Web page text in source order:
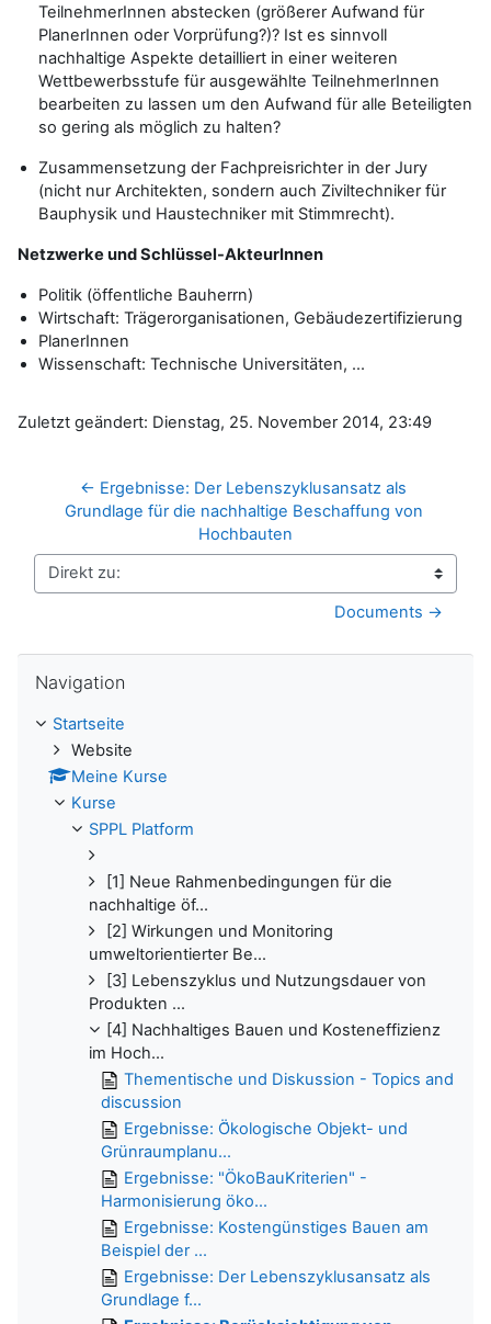
TeilnehmerInnen abstecken (größerer Aufwand für
PlanerInnen oder Vorprüfung?)? Ist es sinnvoll
nachhaltige Aspekte detailliert in einer weiteren
Wettbewerbsstufe für ausgewählte TeilnehmerInnen
bearbeiten zu lassen um den Aufwand für alle Beteiligten
so gering als möglich zu halten?
Zusammensetzung der Fachpreisrichter in der Jury
(nicht nur Architekten, sondern auch Ziviltechniker für
Bauphysik und Haustechniker mit Stimmrecht).
Netzwerke und Schlüssel-AkteurInnen
Politik (öffentliche Bauherrn)
Wirtschaft: Trägerorganisationen, Gebäudezertifizierung
PlanerInnen
Wissenschaft: Technische Universitäten, ...
Zuletzt geändert: Dienstag, 25. November 2014, 23:49
← Ergebnisse: Der Lebenszyklusansatz als
Grundlage für die nachhaltige Beschaffung von
Hochbauten
Direkt zu:
Documents →
Navigation
Startseite
Website
Meine Kurse
Kurse
SPPL Platform
[1] Neue Rahmenbedingungen für die
nachhaltige öf...
[2] Wirkungen und Monitoring
umweltorientierter Be...
[3] Lebenszyklus und Nutzungsdauer von
Produkten ...
[4] Nachhaltiges Bauen und Kosteneffizienz
im Hoch...
Thementische und Diskussion - Topics and
discussion
Ergebnisse: Ö̈kologische Objekt- und
Grünraumplanu...
Ergebnisse: "ÖkoBauKriterien" -
Harmonisierung öko...
Ergebnisse: Kostengünstiges Bauen am
Beispiel der ...
Ergebnisse: Der Lebenszyklusansatz als
Grundlage f...